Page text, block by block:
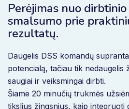
Perėjimas nuo
smalsumo prie
rezultatų.
Daugelis DSS komandų
potencialą, tačiau tik nedaugelis
saugiai ir veiksmingai dirbti.
Šiame 20 minučių trukmės
tikslius žingsnius, kaip integruoti